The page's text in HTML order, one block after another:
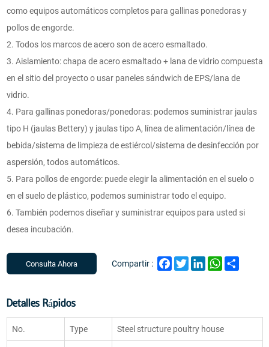
como equipos automáticos completos para gallinas ponedoras y
pollos de engorde.
2. Todos los marcos de acero son de acero esmaltado.
3. Aislamiento: chapa de acero esmaltado + lana de vidrio compuesta
en el sitio del proyecto o usar paneles sándwich de EPS/lana de
vidrio.
4. Para gallinas ponedoras/ponedoras: podemos suministrar jaulas
tipo H (jaulas Bettery) y jaulas tipo A, línea de alimentación/línea de
bebida/sistema de limpieza de estiércol/sistema de desinfección por
aspersión, todos automáticos.
5. Para pollos de engorde: puede elegir la alimentación en el suelo o
en el suelo de plástico, podemos suministrar todo el equipo.
6. También podemos diseñar y suministrar equipos para usted si
desea incubación.
Consulta Ahora Compartir : FacebookTwitterLinkedInWhatsApp
Detalles Rápidos
No. Type Steel structure poultry house